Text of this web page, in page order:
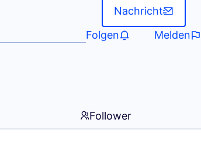
Nachricht
Folgen
Melden
Follower